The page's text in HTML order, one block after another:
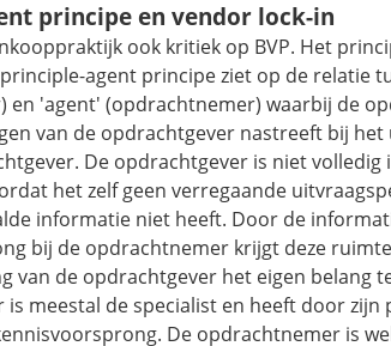
principe envendor lock-in
ook kritiek op BVP. Het
agent principe ziet op de relatie
en 'agent' (opdrachtnemer) waarbij de
van de opdrachtgever nastreeft bij
De opdrachtgever is niet volledig
het zelf geen verregaande
informatie niet heeft. Door de
bij de opdrachtnemer krijgt deze
van de opdrachtgever het eigen belang
meestal de specialist en heeft door
De opdrachtnemer is